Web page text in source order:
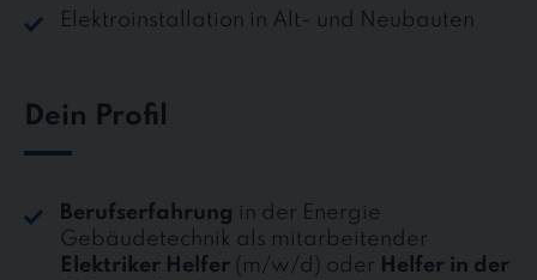
Elektroinstallation in Alt- und Neubauten
Dein Profil
Berufserfahrung in der Energie
Gebäudetechnik als mitarbeitender
Elektriker Helfer (m/w/d) oder
Helfer in der